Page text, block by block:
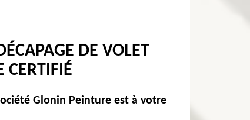
DE VOLET
CERTIFIÉ
Glonin Peinture est à votre